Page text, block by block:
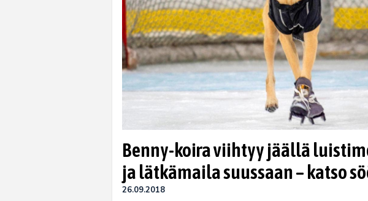
Benny-koira viihtyy jäällä
ja lätkämaila suussaan – katso
26.09.2018